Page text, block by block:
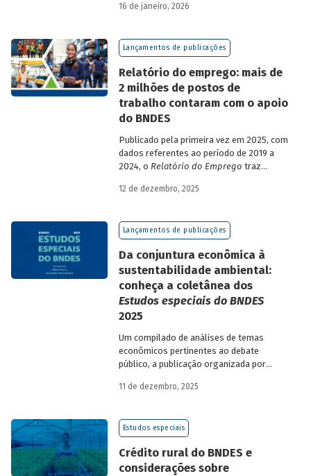
analisa a estratégia de diversificação das
diante dos atuais desafios de
sustentabilidade social, ambiental e
16 de janeiro, 2026
Lançamentos de publicações
Relatório do emprego: mais de
2 milhões de postos de
trabalho contaram com o apoio
do BNDES
Publicado pela primeira vez em 2025, com
dados referentes ao período de 2019 a
2024, o Relatório do Emprego traz
atuação do Banco sobre o mercado de
empregos da economia.
12 de dezembro, 2025
Lançamentos de publicações
Da conjuntura econômica à
sustentabilidade ambiental:
conheça a coletânea dos
Estudos especiais do BNDES
2025
Um compilado de análises de temas
econômicos pertinentes ao debate
público, a publicação organizada por
Souza, economistas do BNDES, reúne 25
BNDESdivulgados ao longo de 2025.
11 de dezembro, 2025
Estudos especiais
Crédito rural do BNDES e
considerações sobre